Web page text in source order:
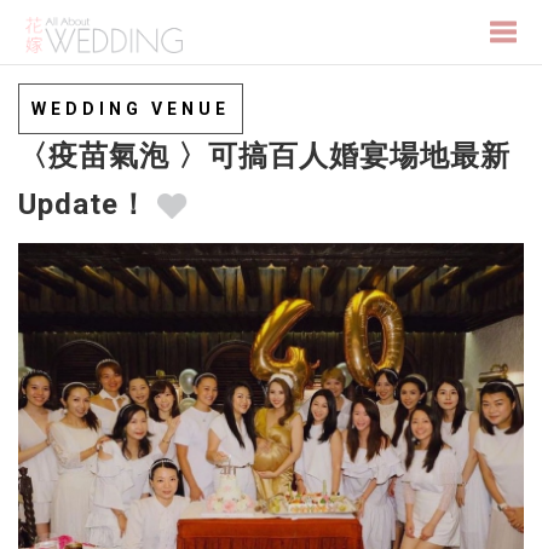
WEDDING VENUE
〈疫苗氣泡 〉可搞百人婚宴場地最新
Update！